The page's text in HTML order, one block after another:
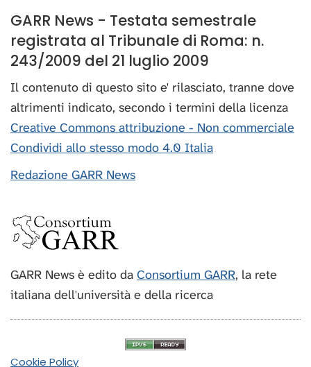
GARR News - Testata semestrale
registrata al Tribunale di Roma: n.
243/2009 del 21 luglio 2009
Il contenuto di questo sito e' rilasciato, tranne dove
altrimenti indicato, secondo i termini della licenza
Creative Commons attribuzione - Non commerciale
Condividi allo stesso modo 4.0 Italia
Redazione GARR News
GARR News è edito da Consortium GARR, la rete
italiana dell'università e della ricerca
Cookie Policy